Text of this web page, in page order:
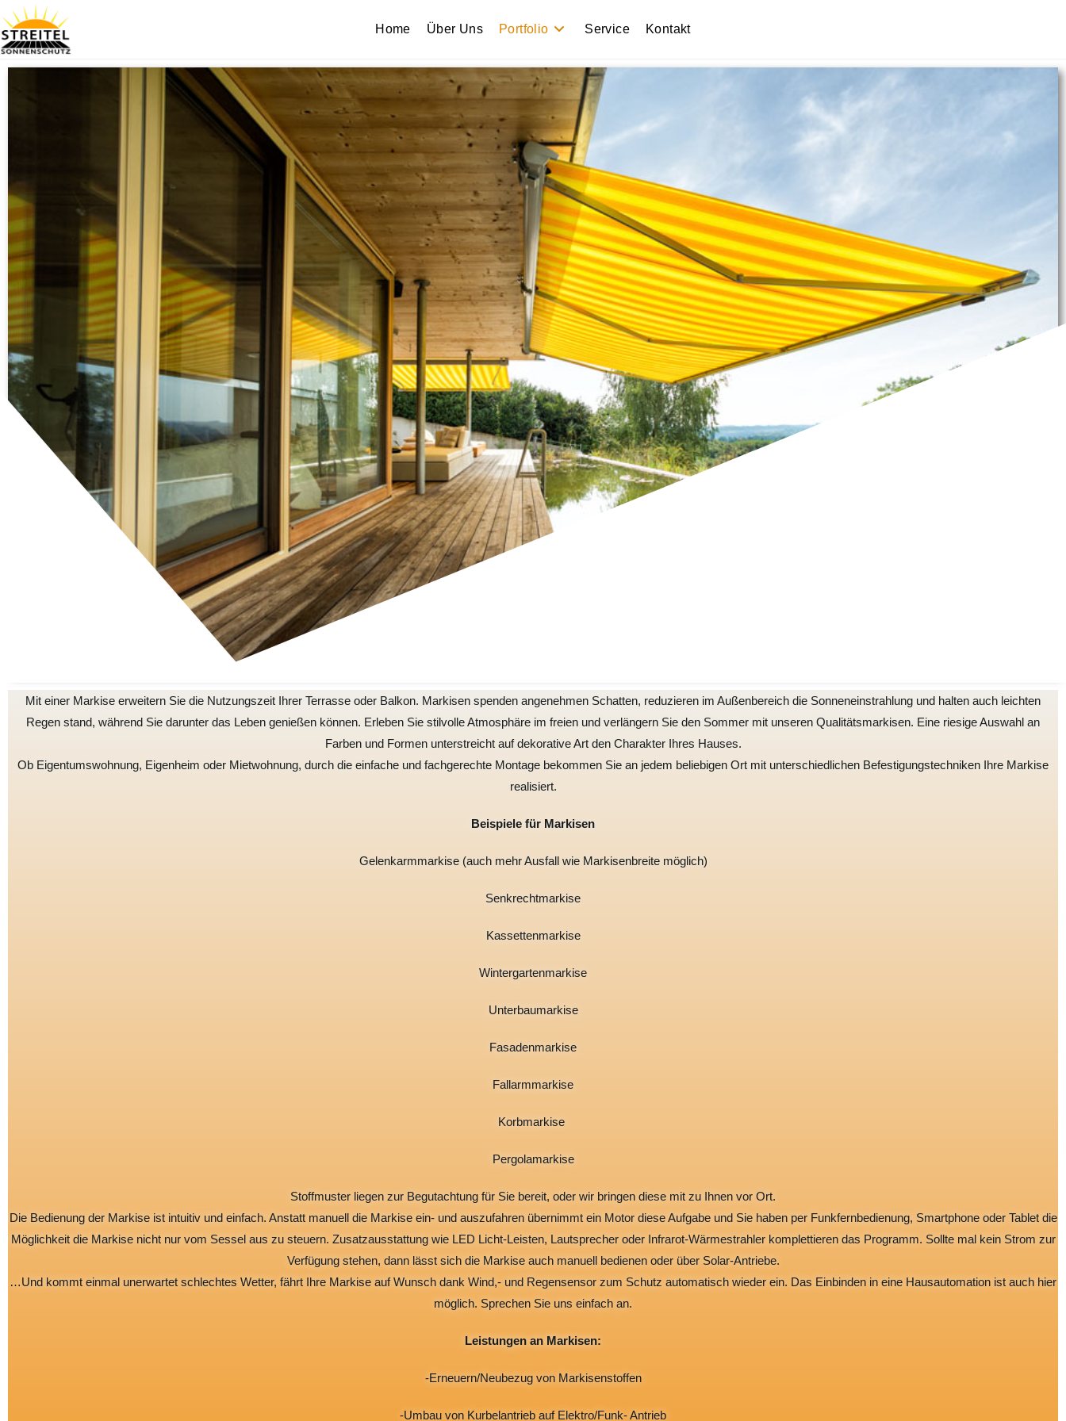
Home Über Uns Portfolio Service Kontakt
Mit einer Markise erweitern Sie die Nutzungszeit Ihrer Terrasse oder Balkon. Markisen spenden angenehmen Schatten, reduzieren im Außenbereich die Sonneneinstrahlung und halten auch leichten
Regen stand, während Sie darunter das Leben genießen können. Erleben Sie stilvolle Atmosphäre im freien und verlängern Sie den Sommer mit unseren Qualitätsmarkisen. Eine riesige Auswahl an
Farben und Formen unterstreicht auf dekorative Art den Charakter Ihres Hauses.
Ob Eigentumswohnung, Eigenheim oder Mietwohnung, durch die einfache und fachgerechte Montage bekommen Sie an jedem beliebigen Ort mit unterschiedlichen Befestigungstechniken Ihre Markise
realisiert.
Beispiele für Markisen
Gelenkarmmarkise (auch mehr Ausfall wie Markisenbreite möglich)
Senkrechtmarkise
Kassettenmarkise
Wintergartenmarkise
Unterbaumarkise
Fasadenmarkise
Fallarmmarkise
Korbmarkise
Pergolamarkise
Stoffmuster liegen zur Begutachtung für Sie bereit, oder wir bringen diese mit zu Ihnen vor Ort.
Die Bedienung der Markise ist intuitiv und einfach. Anstatt manuell die Markise ein- und auszufahren übernimmt ein Motor diese Aufgabe und Sie haben per Funkfernbedienung, Smartphone oder Tablet die
Möglichkeit die Markise nicht nur vom Sessel aus zu steuern. Zusatzausstattung wie LED Licht-Leisten, Lautsprecher oder Infrarot-Wärmestrahler komplettieren das Programm. Sollte mal kein Strom zur
Verfügung stehen, dann lässt sich die Markise auch manuell bedienen oder über Solar-Antriebe.
…Und kommt einmal unerwartet schlechtes Wetter, fährt Ihre Markise auf Wunsch dank Wind,- und Regensensor zum Schutz automatisch wieder ein. Das Einbinden in eine Hausautomation ist auch hier
möglich. Sprechen Sie uns einfach an.
Leistungen an Markisen:
-Erneuern/Neubezug von Markisenstoffen
-Umbau von Kurbelantrieb auf Elektro/Funk- Antrieb